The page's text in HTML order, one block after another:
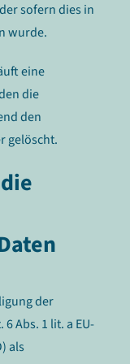
sofern dies in
wurde.
eine
die
den
gelöscht.
der
Abs. 1 lit. a EU-
als